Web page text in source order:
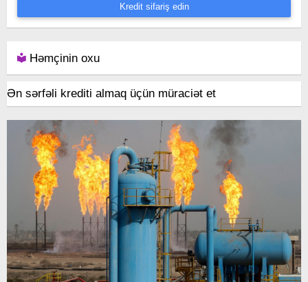
Kredit sifariş edin
Həmçinin oxu
Ən sərfəli krediti almaq üçün müraciət et